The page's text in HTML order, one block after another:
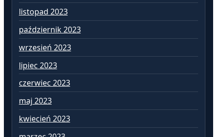
listopad 2023
październik 2023
wrzesień 2023
lipiec 2023
czerwiec 2023
maj 2023
kwiecień 2023